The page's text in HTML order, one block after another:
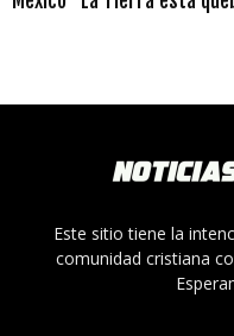
Este sitio tiene la
comunidad cristiana